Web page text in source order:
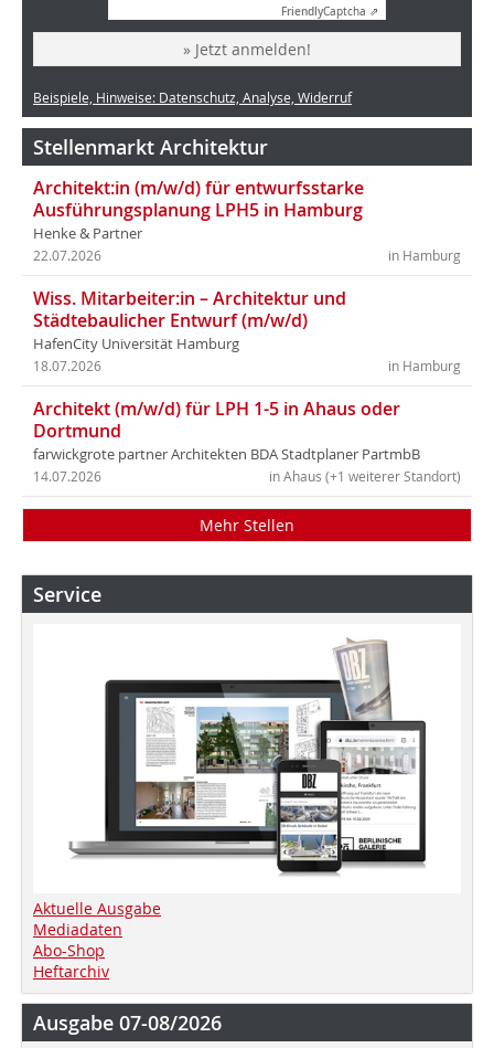
FriendlyCaptcha ⇗
» Jetzt anmelden!
Beispiele, Hinweise: Datenschutz, Analyse, Widerruf
Stellenmarkt Architektur
Architekt:in (m/w/d) für entwurfsstarke
Ausführungsplanung LPH5 in Hamburg
Henke & Partner
in Hamburg
22.07.2026
Wiss. Mitarbeiter:in – Architektur und
Städtebaulicher Entwurf (m/w/d)
HafenCity Universität Hamburg
in Hamburg
18.07.2026
Architekt (m/w/d) für LPH 1-5 in Ahaus oder
Dortmund
farwickgrote partner Architekten BDA Stadtplaner PartmbB
in Ahaus (+1 weiterer Standort)
14.07.2026
Mehr Stellen
Service
Aktuelle Ausgabe
Mediadaten
Abo-Shop
Heftarchiv
Ausgabe 07-08/2026